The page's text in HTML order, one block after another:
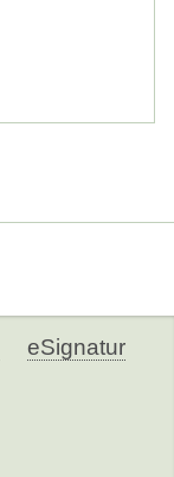
eSignatur